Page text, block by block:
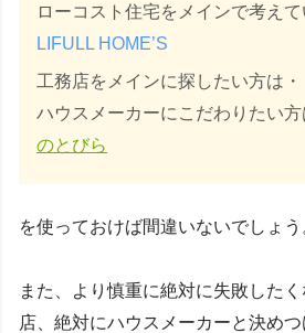
ローコスト住宅をメインで考えて
LIFULL HOME’S
工務店をメインに探したい方は・
ハウスメーカーにこだわりたい方
のとびら
を使っておけば間違いないでしょう
また、より慎重に絶対に失敗した
店、絶対にハウスメーカーと決め